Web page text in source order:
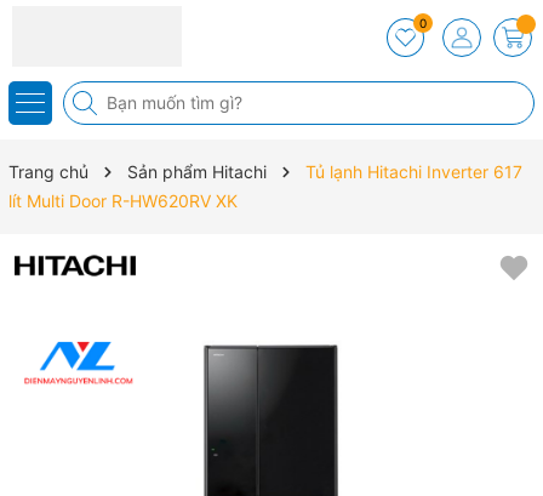
0
Trang chủ Sản phẩm Hitachi
Tủ lạnh Hitachi Inverter 617
lít Multi Door R-HW620RV XK